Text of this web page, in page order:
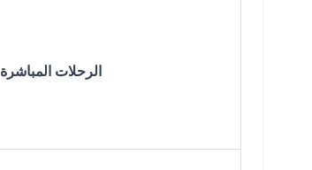
الرحلات المباشرة